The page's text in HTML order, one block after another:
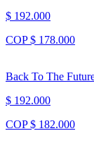
$ 192.000
COP $ 178.000
Back To The
$ 192.000
COP $ 182.000